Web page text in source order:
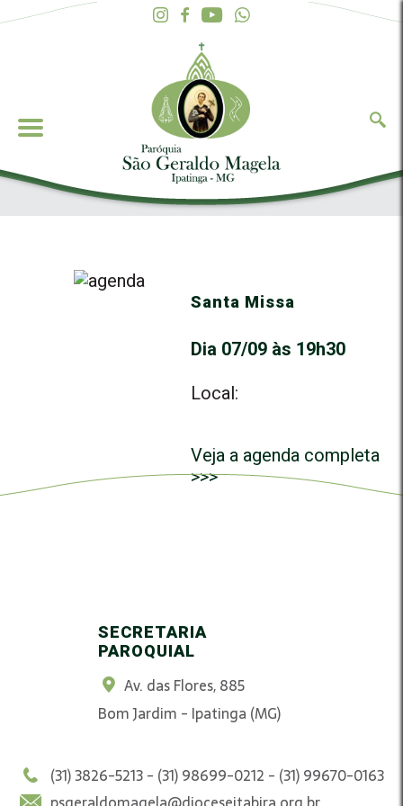
Santa Missa
Dia 07/09 às 19h30
Local:
Veja a agenda completa
>>>
SECRETARIA
PAROQUIAL
Av. das Flores, 885
Bom Jardim - Ipatinga (MG)
(31) 3826-5213 - (31) 98699-0212 - (31) 99670-0163